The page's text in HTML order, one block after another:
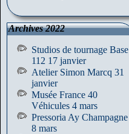
Archives 2022
Studios de tournage Base
112 17 janvier
Atelier Simon Marcq 31
janvier
Musée France 40
Véhicules 4 mars
Pressoria Ay Champagne
8 mars